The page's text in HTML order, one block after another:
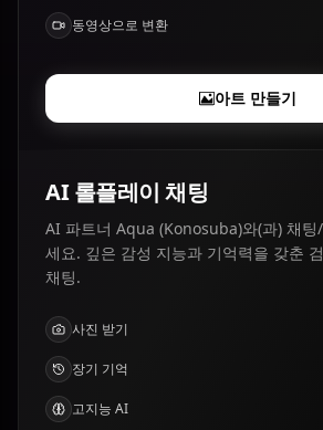
동영상으로 변환
아트 만들기
AI 롤플레이 채팅
AI 파트너 Aqua (Konosuba)와(과) 채팅
세요. 깊은 감성 지능과 기억력을 갖춘
채팅.
사진 받기
장기 기억
고지능 AI